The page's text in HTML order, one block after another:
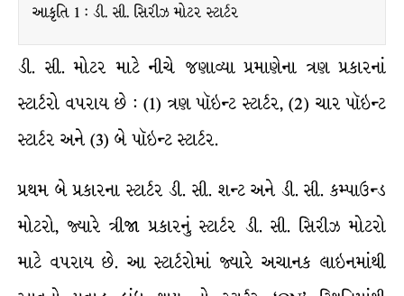
આકૃતિ 1 : ડી. સી. સિરીઝ મોટર સ્ટાર્ટર
ડી. સી. મોટર માટે નીચે જણાવ્યા પ્રમાણેના ત્રણ પ્રકારનાં
સ્ટાર્ટરો વપરાય છે : (1) ત્રણ પૉઇન્ટ સ્ટાર્ટર, (2) ચાર પૉઇન્ટ
સ્ટાર્ટર અને (3) બે પૉઇન્ટ સ્ટાર્ટર.
પ્રથમ બે પ્રકારના સ્ટાર્ટર ડી. સી. શન્ટ અને ડી. સી. કમ્પાઉન્ડ
મોટરો, જ્યારે ત્રીજા પ્રકારનું સ્ટાર્ટર ડી. સી. સિરીઝ મોટરો
માટે વપરાય છે. આ સ્ટાર્ટરોમાં જ્યારે અચાનક લાઇનમાંથી